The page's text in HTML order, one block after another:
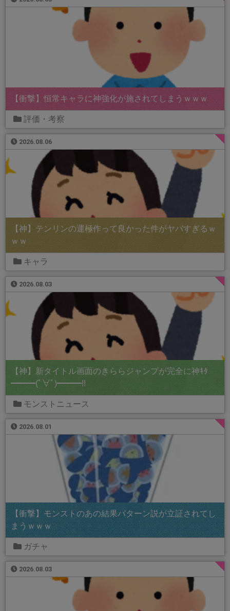
【衝撃】恒常キャラに神強化が施されてしまうｗｗｗ
評価・考察
2026.08.06
【神】テンリンの運極作って良かった件がヤバすぎるｗ
ｗｗ
キャラ
2026.08.03
【神】新タイトル画面のきららジャンプが完全に神ｷﾀ
━━━(ﾟ∀ﾟ)━━━!!
モンストニュース
2026.08.01
【衝撃】モンストのあの結果パターン説が立証されてし
まうｗｗｗ
ガチャ
2026.08.03